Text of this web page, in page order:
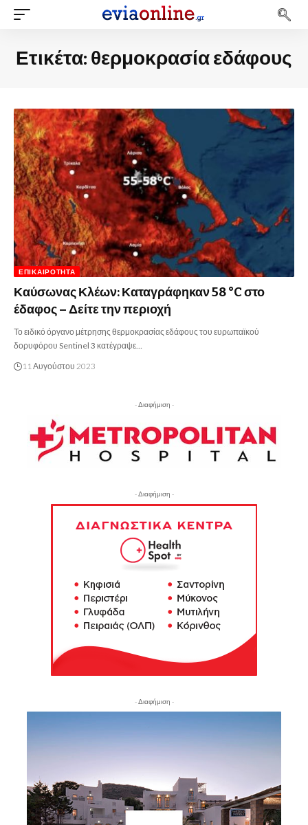
Ετικέτα: θερμοκρασία εδάφους
ΕΠΙΚΑΙΡΌΤΗΤΑ
Καύσωνας Κλέων: Καταγράφηκαν 58 °C στο
έδαφος – Δείτε την περιοχή
Το ειδικό όργανο μέτρησης θερμοκρασίας εδάφους του ευρωπαϊκού
δορυφόρου Sentinel 3 κατέγραψε…
11 Αυγούστου 2023
- Διαφήμιση -
- Διαφήμιση -
- Διαφήμιση -